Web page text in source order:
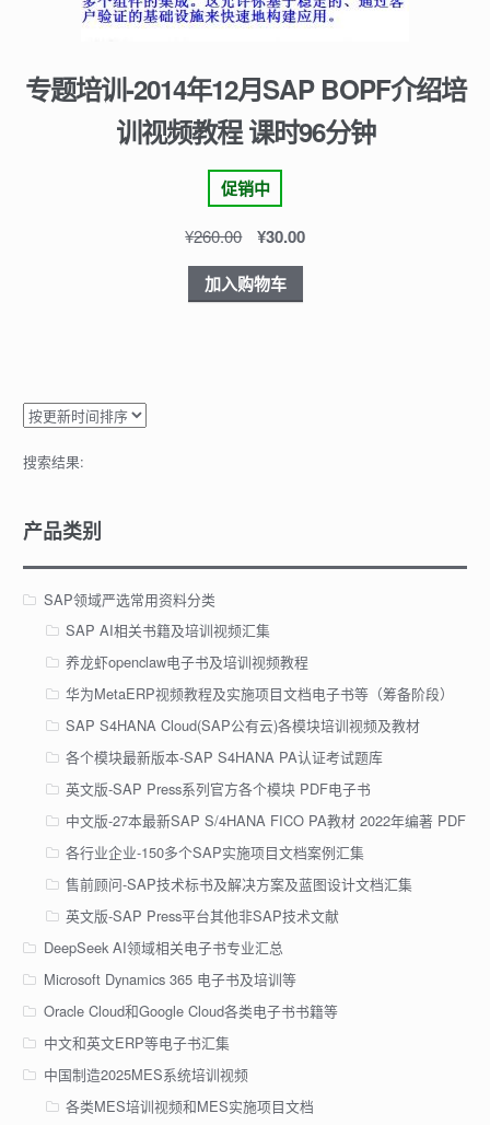
专题培训-2014年12月SAP BOPF介绍培
训视频教程 课时96分钟
促销中
¥260.00 ¥30.00
加入购物车
搜索结果:
产品类别
SAP领域严选常用资料分类
SAP AI相关书籍及培训视频汇集
养龙虾openclaw电子书及培训视频教程
华为MetaERP视频教程及实施项目文档电子书等（筹备阶段）
SAP S4HANA Cloud(SAP公有云)各模块培训视频及教材
各个模块最新版本-SAP S4HANA PA认证考试题库
英文版-SAP Press系列官方各个模块 PDF电子书
中文版-27本最新SAP S/4HANA FICO PA教材 2022年编著 PDF
各行业企业-150多个SAP实施项目文档案例汇集
售前顾问-SAP技术标书及解决方案及蓝图设计文档汇集
英文版-SAP Press平台其他非SAP技术文献
DeepSeek AI领域相关电子书专业汇总
Microsoft Dynamics 365 电子书及培训等
Oracle Cloud和Google Cloud各类电子书书籍等
中文和英文ERP等电子书汇集
中国制造2025MES系统培训视频
各类MES培训视频和MES实施项目文档